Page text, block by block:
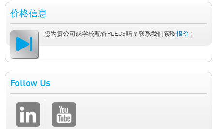
价格信息
想为贵公司或学校配备PLECS吗？联系我们索取报价 ！
Follow Us